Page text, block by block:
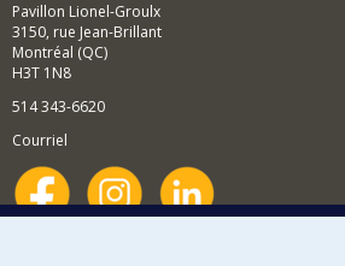
Pavillon Lionel-Groulx
3150, rue Jean-Brillant
Montréal (QC)
H3T 1N8
514 343-6620
Courriel